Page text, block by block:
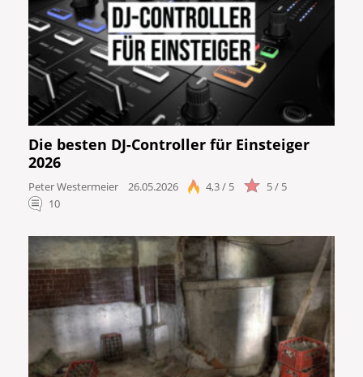
Die besten DJ-Controller für Einsteiger
2026
Peter Westermeier 26.05.2026 4,3 / 5
5 / 5
10